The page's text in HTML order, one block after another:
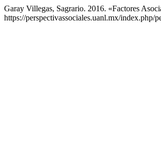
Garay Villegas, Sagrario. 2016. «Factores
https://perspectivassociales.uanl.mx/index.php/